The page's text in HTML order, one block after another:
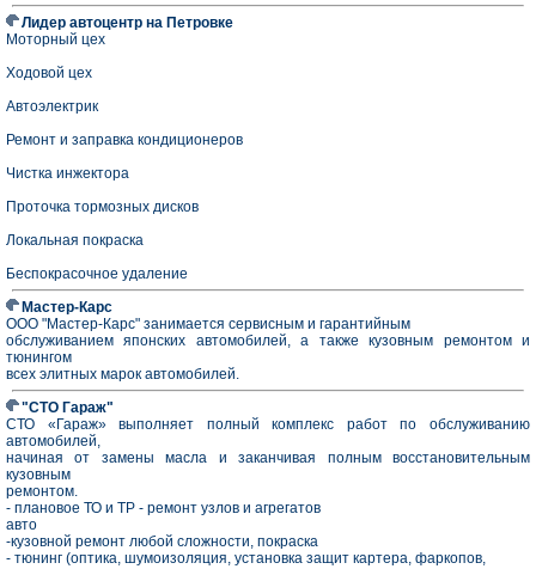
Лидер автоцентр на Петровке
Моторный цех
Ходовой цех
Автоэлектрик
Ремонт и заправка кондиционеров
Чистка инжектора
Проточка тормозных дисков
Локальная покраска
Беспокрасочное удаление
Мастер-Карс
ООО "Мастер-Карс" занимается сервисным и гарантийным
обслуживанием японских автомобилей, а также кузовным ремонтом и
тюнингом
всех элитных марок автомобилей.
"СТО Гараж"
СТО «Гараж» выполняет полный комплекс работ по обслуживанию
автомобилей,
начиная от замены масла и заканчивая полным восстановительным
кузовным
ремонтом.
- плановое ТО и ТР - ремонт узлов и агрегатов
авто
-кузовной ремонт любой сложности, покраска
- тюнинг (оптика, шумоизоляция, установка защит картера, фаркопов,